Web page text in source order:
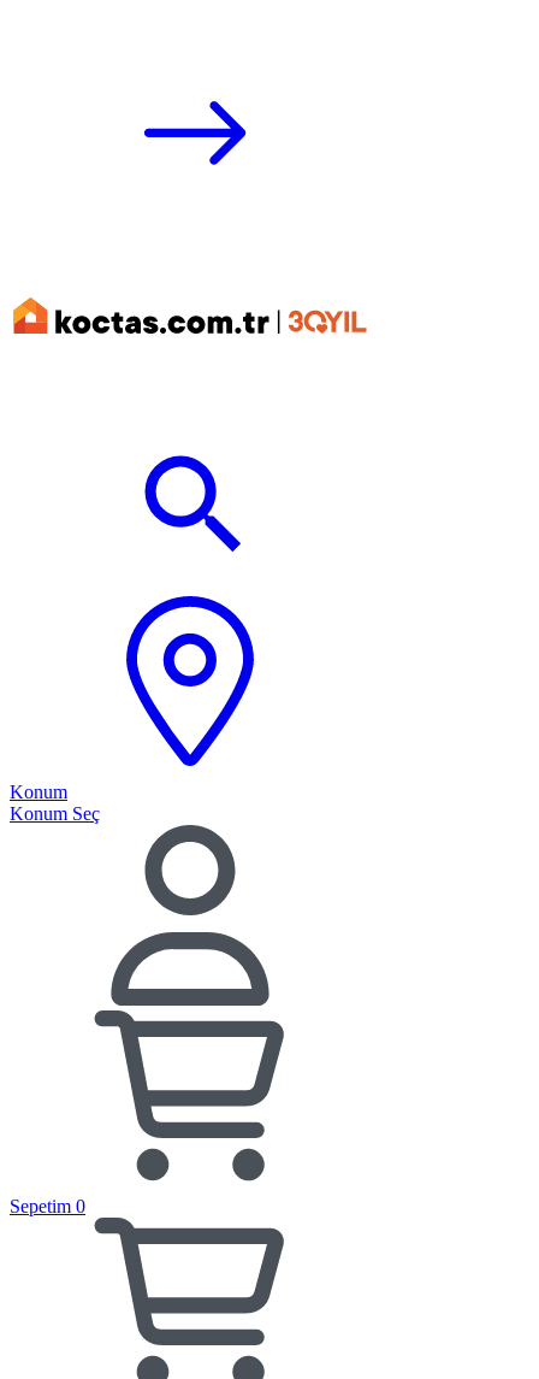
Konum
Konum Seç
Sepetim 0